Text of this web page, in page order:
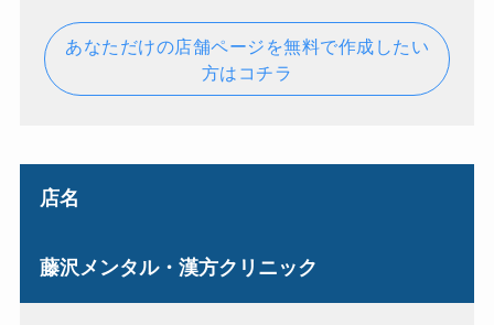
あなただけの店舗ページを無料で作成したい
方はコチラ
店名
藤沢メンタル・漢方クリニック